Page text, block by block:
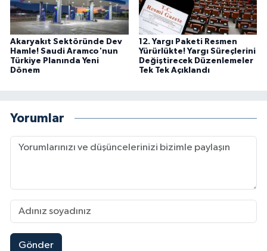
Akaryakıt Sektöründe Dev
Hamle! Saudi Aramco'nun
Türkiye Planında Yeni
Dönem
12. Yargı Paketi Resmen
Yürürlükte! Yargı Süreçlerini
Değiştirecek Düzenlemeler
Tek Tek Açıklandı
Yorumlar
Gönder